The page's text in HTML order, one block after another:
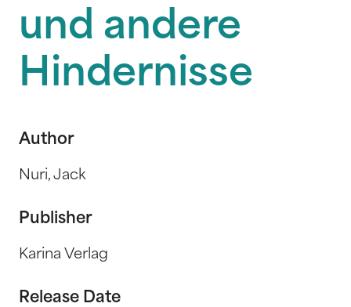
und andere
Hindernisse
Author
Nuri, Jack
Publisher
Karina Verlag
Release Date